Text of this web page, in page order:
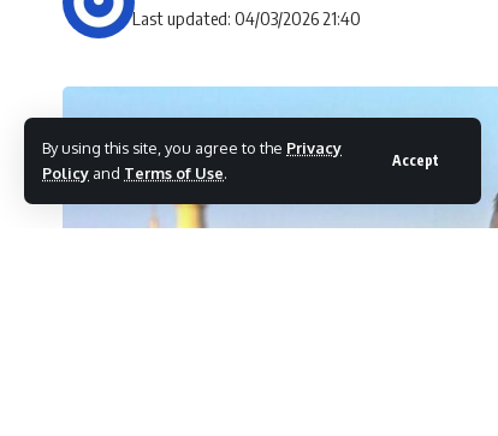
By using this site, you agree to the Privacy
Policy and Terms of Use.
Accept
Last updated: 04/03/2026 21:40